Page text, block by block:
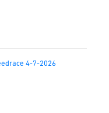
4-7-2026